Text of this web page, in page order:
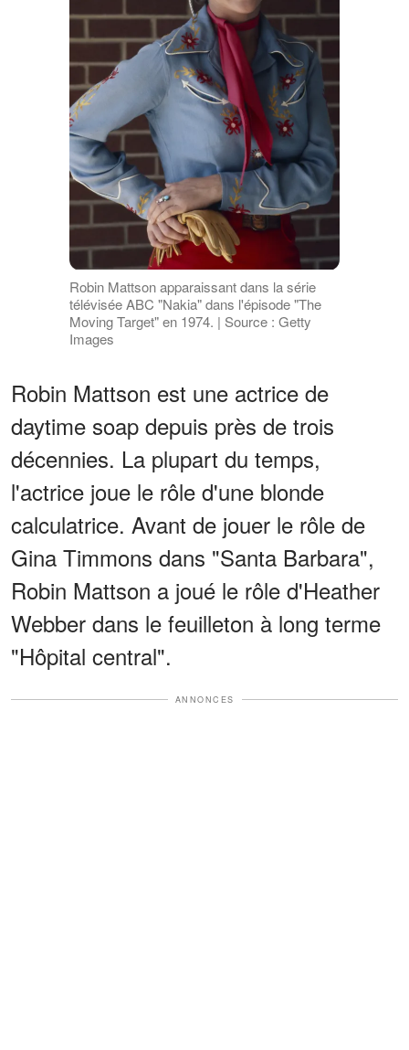
Robin Mattson apparaissant dans la série
télévisée ABC "Nakia" dans l'épisode "The
Moving Target" en 1974. | Source : Getty
Images
Robin Mattson est une actrice de
daytime soap depuis près de trois
décennies. La plupart du temps,
l'actrice joue le rôle d'une blonde
calculatrice. Avant de jouer le rôle de
Gina Timmons dans "Santa Barbara",
Robin Mattson a joué le rôle d'Heather
Webber dans le feuilleton à long terme
"Hôpital central".
ANNONCES